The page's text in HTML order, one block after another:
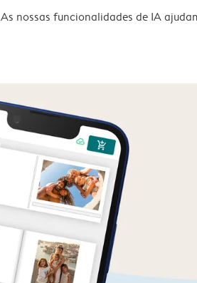
As nossas funcionalidades de IA